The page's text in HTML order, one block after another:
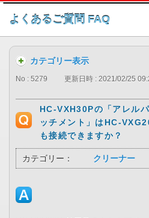
このページの
よくあるご質問 FAQ
カテゴリー表示
No : 5279 更新日時 : 2021/02/25
HC-VXH30Pの「アレル
ッチメント」はHC-
も接続できますか？
カテゴリー： クリーナー